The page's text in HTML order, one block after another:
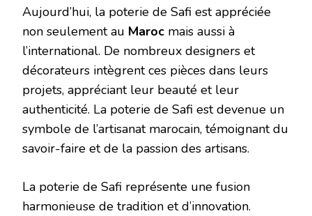
Aujourd’hui, la poterie de Safi est appréciée
non seulement au Maroc mais aussi à
l’international. De nombreux designers et
décorateurs intègrent ces pièces dans leurs
projets, appréciant leur beauté et leur
authenticité. La poterie de Safi est devenue un
symbole de l’artisanat marocain, témoignant du
savoir-faire et de la passion des artisans.
La poterie de Safi représente une fusion
harmonieuse de tradition et d’innovation.